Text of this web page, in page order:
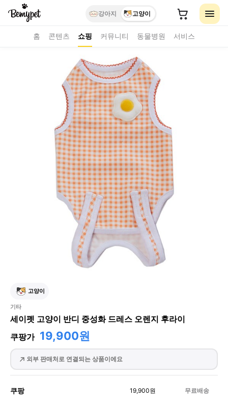
강아지 고양이
홈 콘텐츠 쇼핑 커뮤니티 동물병원 서비스
고양이
기타
세이펫 고양이 반디 중성화 드레스 오렌지 후라이
쿠팡가 19,900원
외부 판매처로 연결되는 상품이에요
쿠팡 19,900원 무료배송